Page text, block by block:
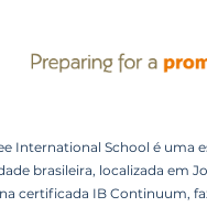
International School é uma
brasileira, localizada em
certificada IB Continuum,